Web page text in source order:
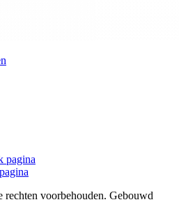
pagina
voorbehouden. Gebouwd